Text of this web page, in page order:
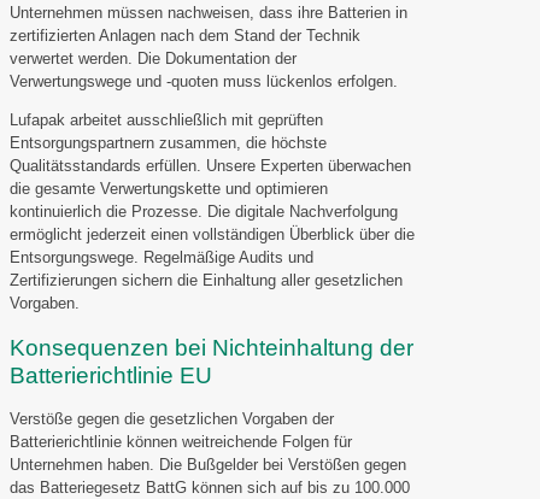
Unternehmen müssen nachweisen, dass ihre Batterien in
zertifizierten Anlagen nach dem Stand der Technik
verwertet werden. Die Dokumentation der
Verwertungswege und -quoten muss lückenlos erfolgen.
Lufapak arbeitet ausschließlich mit geprüften
Entsorgungspartnern zusammen, die höchste
Qualitätsstandards erfüllen. Unsere Experten überwachen
die gesamte Verwertungskette und optimieren
kontinuierlich die Prozesse. Die digitale Nachverfolgung
ermöglicht jederzeit einen vollständigen Überblick über die
Entsorgungswege. Regelmäßige Audits und
Zertifizierungen sichern die Einhaltung aller gesetzlichen
Vorgaben.
Konsequenzen bei Nichteinhaltung der
Batterierichtlinie EU
Verstöße gegen die gesetzlichen Vorgaben der
Batterierichtlinie können weitreichende Folgen für
Unternehmen haben. Die Bußgelder bei Verstößen gegen
das Batteriegesetz BattG können sich auf bis zu 100.000